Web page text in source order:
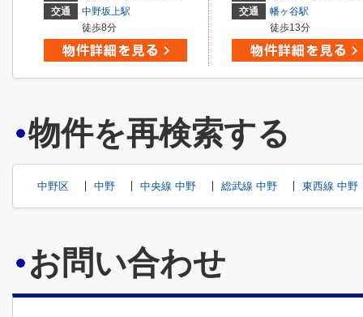
交通
中野坂上駅
徒歩8分
交通
幡ヶ谷駅
徒歩13分
物件を再検索する
中野区 中野 中央線 中野 総武線 中野 東西線 中野
お問い合わせ